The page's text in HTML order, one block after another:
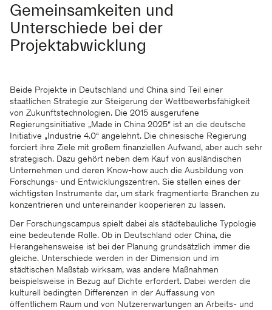
Gemeinsamkeiten und
Unterschiede bei der
Projektabwicklung
Beide Projekte in Deutschland und China sind Teil einer
staatlichen Strategie zur Steigerung der Wettbewerbsfähigkeit
von Zukunftstechnologien. Die 2015 ausgerufene
Regierungsinitiative „Made in China 2025“ ist an die deutsche
Initiative „Industrie 4.0“ angelehnt. Die chinesische Regierung
forciert ihre Ziele mit großem finanziellen Aufwand, aber auch sehr
strategisch. Dazu gehört neben dem Kauf von ausländischen
Unternehmen und deren Know-how auch die Ausbildung von
Forschungs- und Entwicklungszentren. Sie stellen eines der
wichtigsten Instrumente dar, um stark fragmentierte Branchen zu
konzentrieren und untereinander kooperieren zu lassen.
Der Forschungscampus spielt dabei als städtebauliche Typologie
eine bedeutende Rolle. Ob in Deutschland oder China, die
Herangehensweise ist bei der Planung grundsätzlich immer die
gleiche. Unterschiede werden in der Dimension und im
städtischen Maßstab wirksam, was andere Maßnahmen
beispielsweise in Bezug auf Dichte erfordert. Dabei werden die
kulturell bedingten Differenzen in der Auffassung von
öffentlichem Raum und von Nutzererwartungen an Arbeits- und